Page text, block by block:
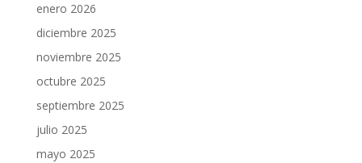
enero 2026
diciembre 2025
noviembre 2025
octubre 2025
septiembre 2025
julio 2025
mayo 2025